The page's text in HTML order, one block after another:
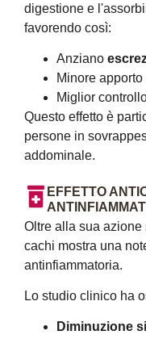
digestione e
favorendo così:
Anziano
Minore
Miglior
Questo effetto è
persone in
addominale.
EFFETTO
Oltre alla sua azione
cachi mostra una
antinfiammatoria.
Lo studio clinico ha
Diminuzione